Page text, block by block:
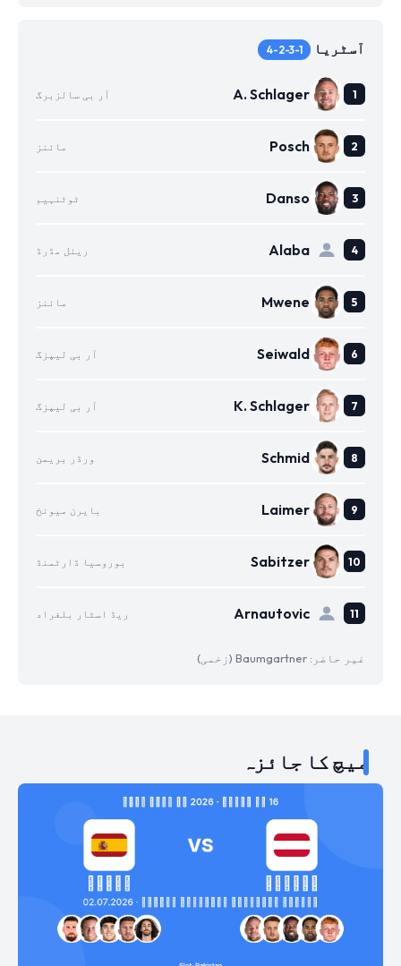
آسٹریا 4-2-3-1
A. Schlager آر بی سالزبرگ
Posch مائنز
Danso ٹوٹنہیم
Alaba ریئل مڈرڈ
Mwene مائنز
Seiwald آر بی لیپزگ
K. Schlager آر بی لیپزگ
Schmid ورڈر بریمن
Laimer بایرن میونخ
Sabitzer بوروسیا ڈارٹمنڈ
Arnautovic ریڈ اسٹار بلغراد
غیر حاضر: Baumgartner (زخمی)
میچ کا جائزہ